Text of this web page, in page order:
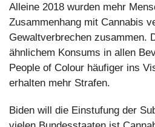
Alleine 2018 wurden mehr
Zusammenhang mit Cannabis
Gewaltverbrechen zusammen.
ähnlichem Konsums in allen
People of Colour häufiger ins
erhalten mehr Strafen.
Biden will die Einstufung der